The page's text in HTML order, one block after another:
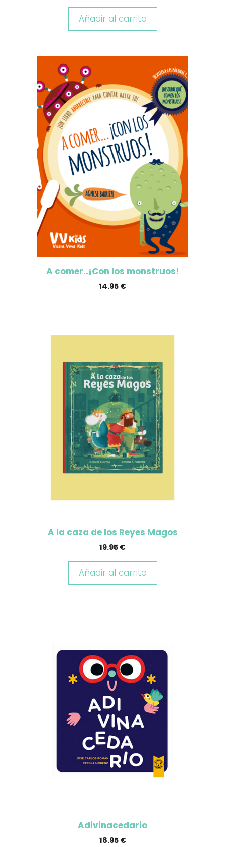
Añadir al carrito
A comer..¡Con los monstruos!
14.95 €
A la caza de los Reyes Magos
19.95 €
Añadir al carrito
Adivinacedario
18.95 €